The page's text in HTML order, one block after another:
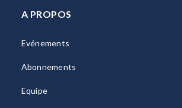
A PROPOS
Evénements
Abonnements
Equipe